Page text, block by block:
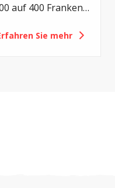
auf 400 Franken
gestärkt
Sie mehr